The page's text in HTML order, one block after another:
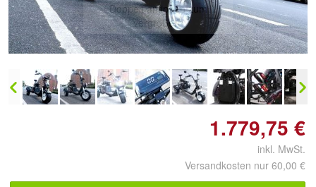
Doppelt antippen zum
vergrößern
1.779,75 €
inkl. MwSt.
Versandkosten nur 60,00 €